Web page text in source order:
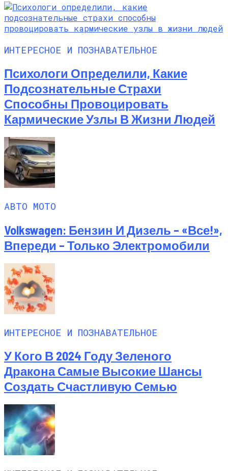
ИНТЕРЕСНОЕ И ПОЗНАВАТЕЛЬНОЕ
Психологи Определили, Какие
Подсознательные Страхи
Способны Провоцировать
Кармические Узлы В Жизни Людей
АВТО МОТО
Volkswagen: Бензин И Дизель – «все!»,
Впереди – Только Электромобили
ИНТЕРЕСНОЕ И ПОЗНАВАТЕЛЬНОЕ
У Кого В 2024 Году Зеленого
Дракона Самые Высокие Шансы
Создать Счастливую Семью